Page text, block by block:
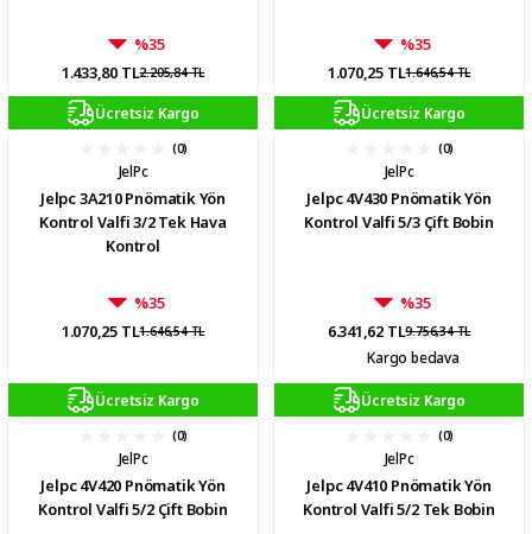
%35
1.433,80 TL2.205,84 TL
%35
1.070,25 TL1.646,54 TL
Ücretsiz Kargo
(0)
JelPc
Jelpc 3A210 Pnömatik Yön
Kontrol Valfi 3/2 Tek Hava
Kontrol
%35
1.070,25 TL1.646,54 TL
Ücretsiz Kargo
(0)
JelPc
Jelpc 4V430 Pnömatik Yön
Kontrol Valfi 5/3 Çift Bobin
%35
6.341,62 TL9.756,34 TL
Kargo bedava
Ücretsiz Kargo
(0)
JelPc
Jelpc 4V420 Pnömatik Yön
Kontrol Valfi 5/2 Çift Bobin
Ücretsiz Kargo
(0)
JelPc
Jelpc 4V410 Pnömatik Yön
Kontrol Valfi 5/2 Tek Bobin